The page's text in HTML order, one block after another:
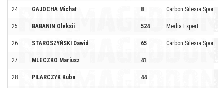
24 GAJOCHA Michał 8 Carbon Silesia Sport
25 BABANIN Oleksii 524 Media Expert
26 STAROSZYŃSKI Dawid 65 Carbon Silesia Sport
27 MLECZKO Mariusz 41
28 PILARCZYK Kuba 44